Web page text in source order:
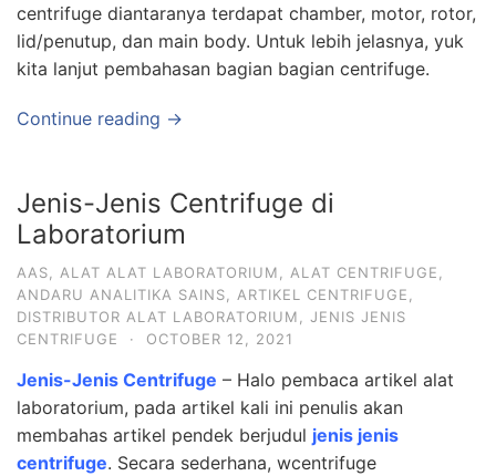
centrifuge diantaranya terdapat chamber, motor, rotor,
lid/penutup, dan main body. Untuk lebih jelasnya, yuk
kita lanjut pembahasan bagian bagian centrifuge.
Continue reading →
Jenis-Jenis Centrifuge di
Laboratorium
AAS ALAT ALAT LABORATORIUM ALAT CENTRIFUGE
ANDARU ANALITIKA SAINS
ARTIKEL CENTRIFUGE
DISTRIBUTOR ALAT LABORATORIUM
JENIS JENIS
CENTRIFUGE
· OCTOBER 12, 2021
Jenis-Jenis Centrifuge – Halo pembaca artikel alat
laboratorium, pada artikel kali ini penulis akan
membahas artikel pendek berjudul jenis jenis
centrifuge. Secara sederhana, wcentrifuge